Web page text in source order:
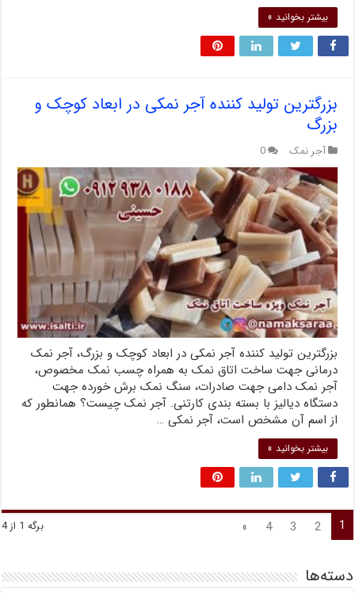
بیشتر بخوانید »
بزرگترین تولید کننده آجر نمکی در ابعاد کوچک و
بزرگ
آجر نمک 0
بزرگترین تولید کننده آجر نمکی در ابعاد کوچک و بزرگ، آجر نمک
درمانی جهت ساخت اتاق نمک به همراه چسب نمک مخصوص،
آجر نمک دامی جهت صادرات، سنگ نمک برش خورده جهت
دستگاه دیالیز با بسته بندی کارتنی. آجر نمک چیست؟ همانطور که
از اسم آن مشخص است، آجر نمکی …
بیشتر بخوانید »
برگه 1 از 4 1
2
3
4
»
دسته‌ها